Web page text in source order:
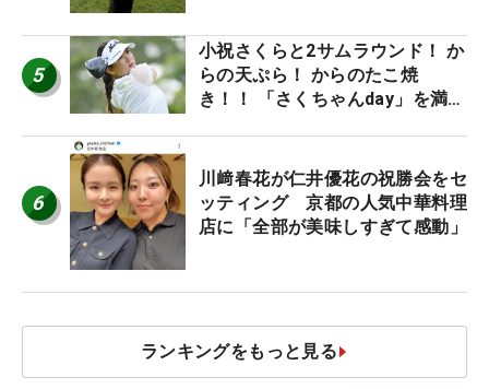
5
小祝さくらと2サムラウンド！ か
らの天ぷら！ からのたこ焼
き！！ 「さくちゃんday」を満喫
6
川﨑春花が仁井優花の祝勝会をセ
ッティング 京都の人気中華料理
店に「全部が美味しすぎて感動」
ランキングをもっと見る